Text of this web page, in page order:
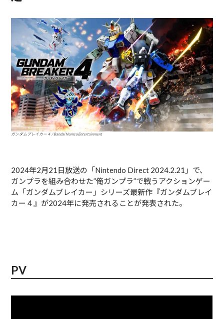
ガンダムブレイカー４ / Bandai Namco Entertainment
2024年2月21日放送の「Nintendo Direct 2024.2.21」で、
ガンプラを組み合わせた”俺ガンプラ”で戦うアクションゲー
ム「ガンダムブレイカー」シリーズ最新作『ガンダムブレイ
カー４』が2024年に発売されることが発表された。
PV